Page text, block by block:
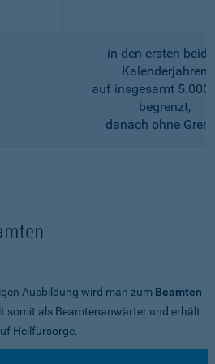
in den ersten
Kalenderjahren
auf insgesamt 5.000
begrenzt,
danach ohne
Ausbildung wird man zum Beamten
somit als Beamtenanwärter und erhält
Heilfürsorge.